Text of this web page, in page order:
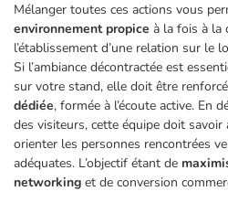
Mélanger toutes ces actions vous
environnement propice à la fois à la
l’établissement d’une relation sur le
Si l’ambiance décontractée est
sur votre stand, elle doit être
dédiée, formée à l’écoute active. En
des visiteurs, cette équipe doit
orienter les personnes rencontrées
adéquates. L’objectif étant de
networking et de conversion